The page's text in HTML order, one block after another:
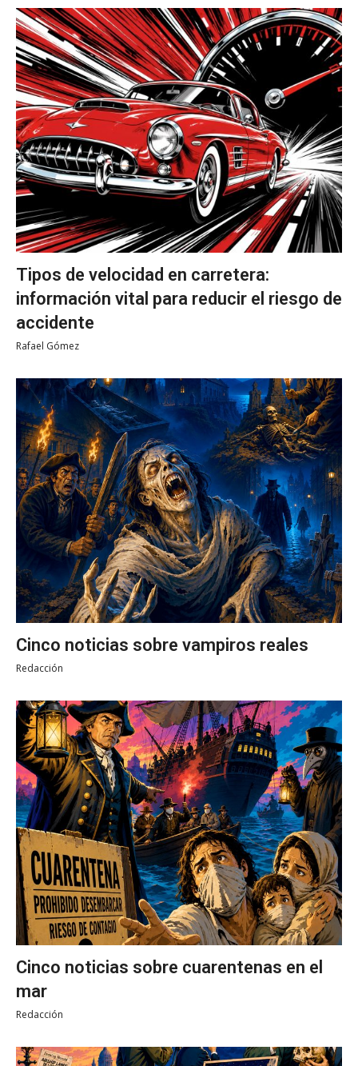
Tipos de velocidad en carretera:
información vital para reducir el riesgo de
accidente
Rafael Gómez
Cinco noticias sobre vampiros reales
Redacción
Cinco noticias sobre cuarentenas en el
mar
Redacción